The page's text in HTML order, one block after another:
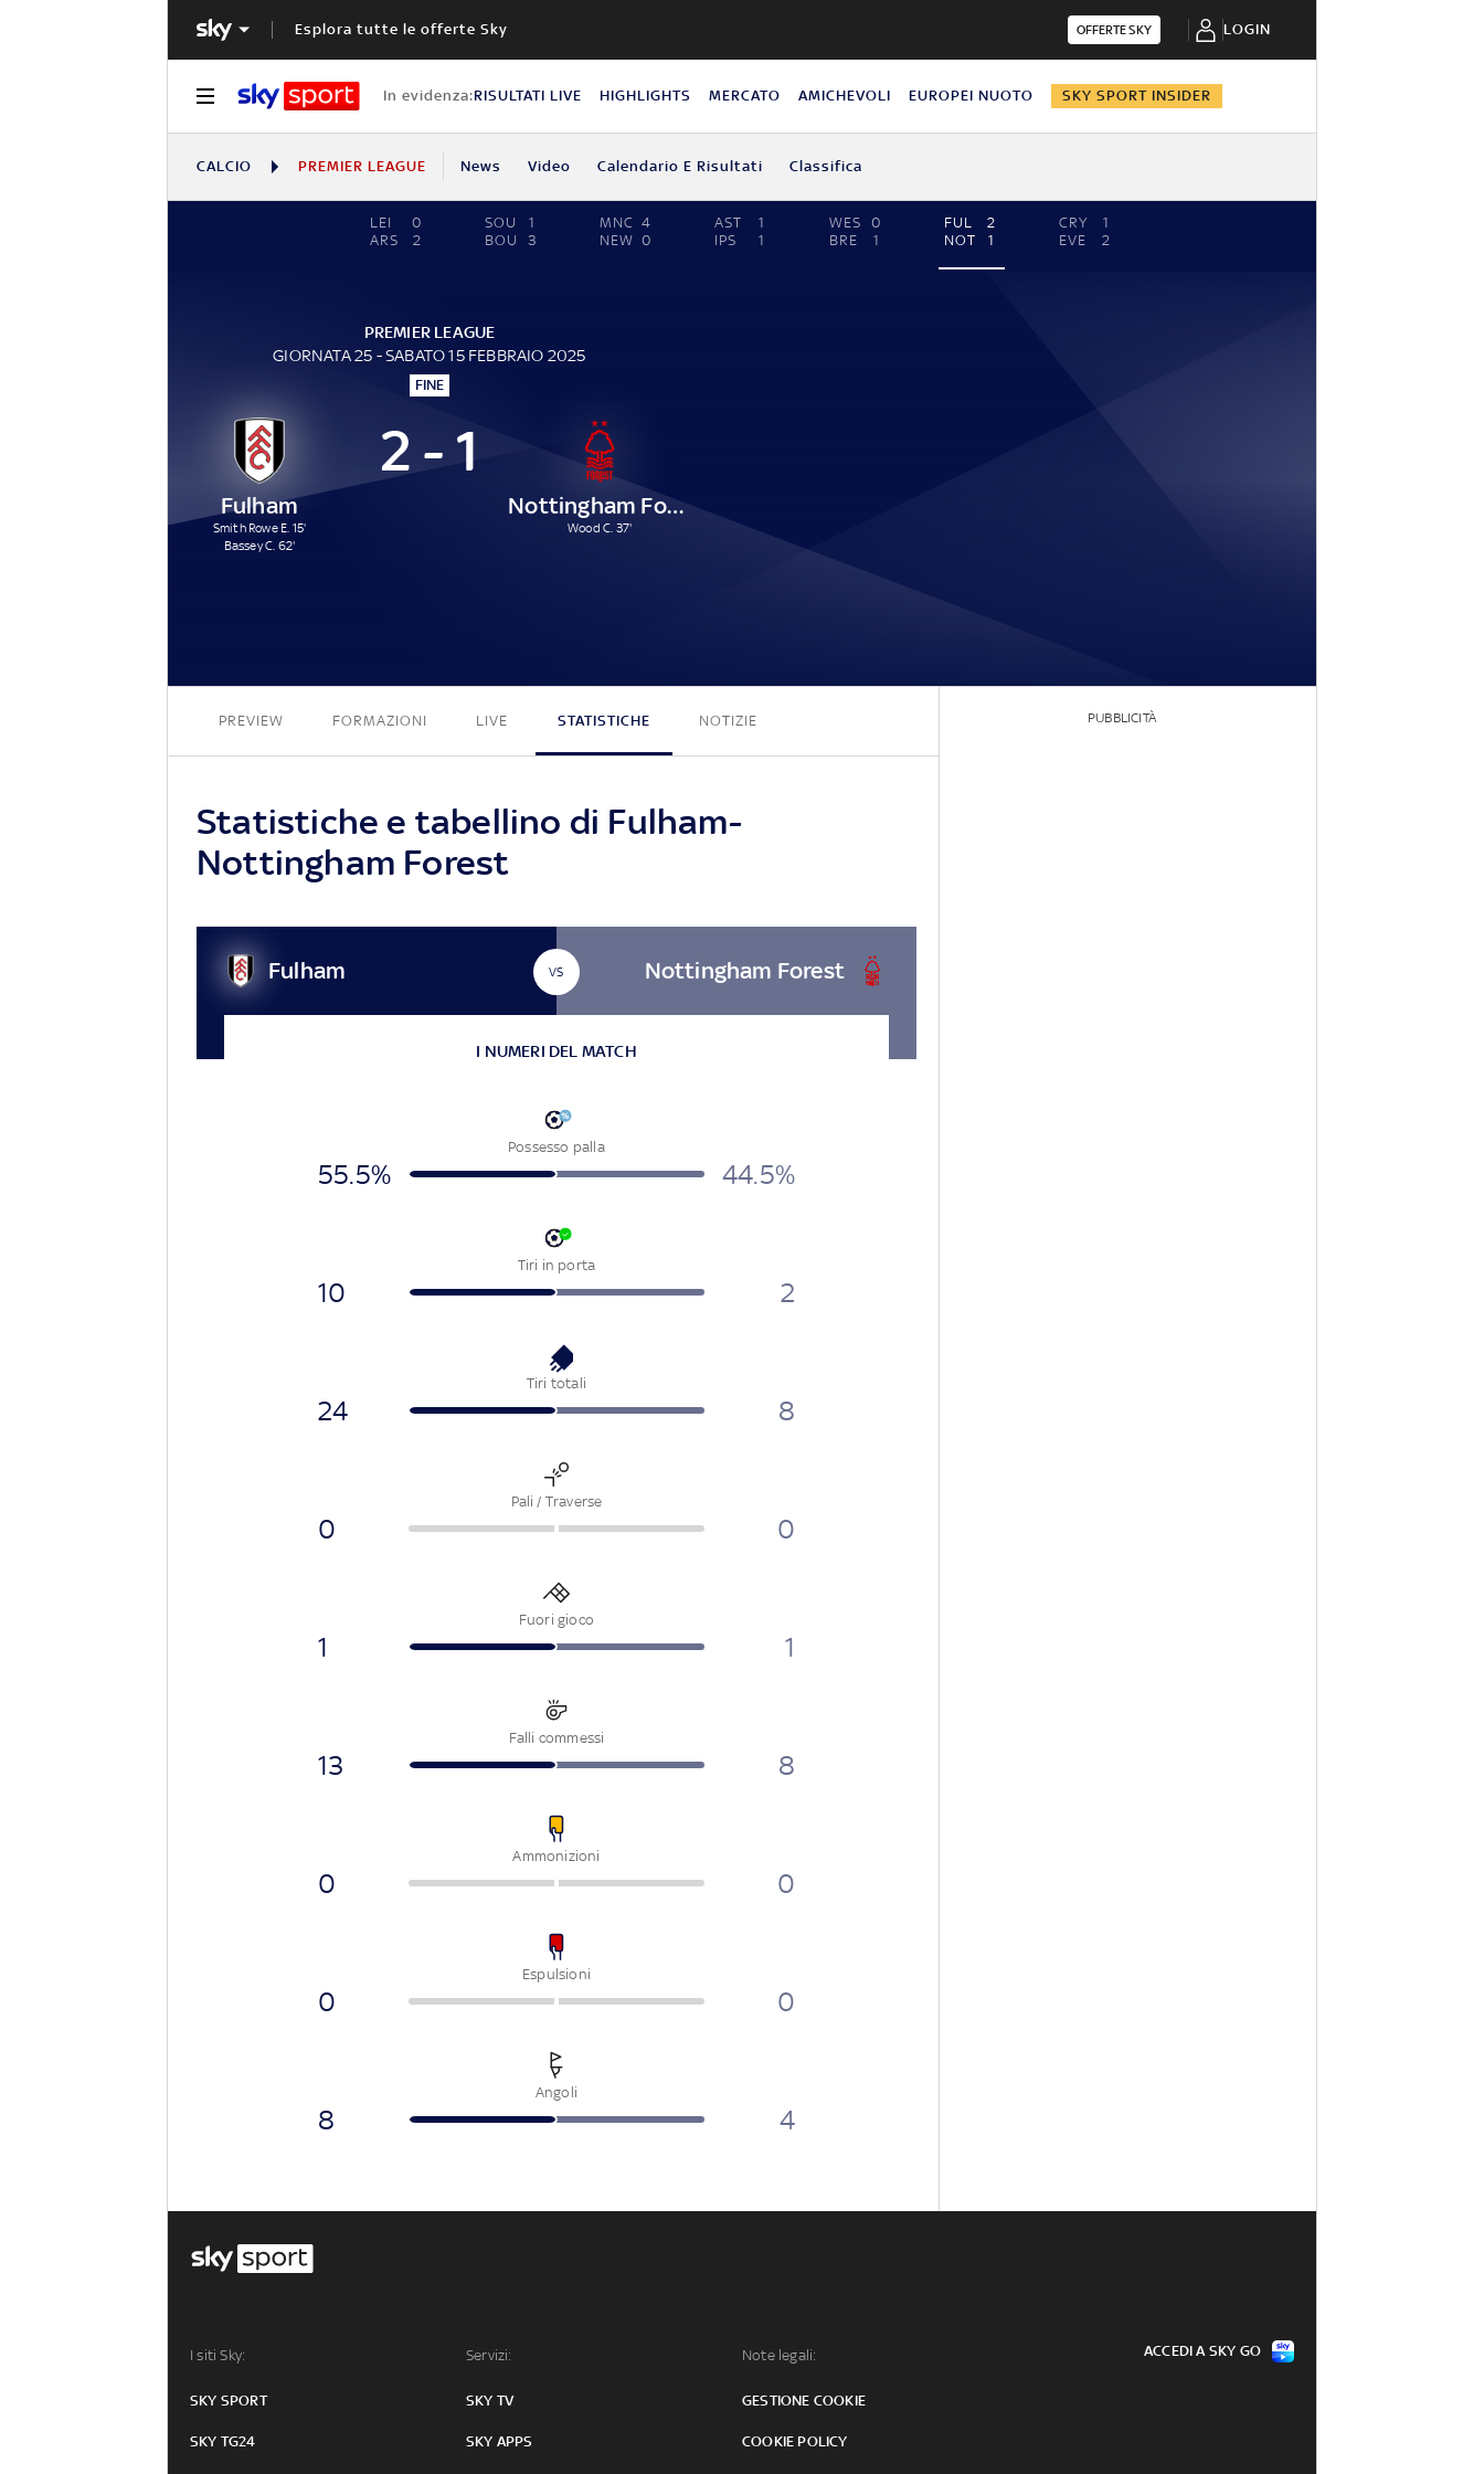
Esplora tutte le offerte Sky OFFERTE SKY LOGIN
In evidenza:RISULTATI LIVE HIGHLIGHTS MERCATO AMICHEVOLI EUROPEI NUOTO SKY SPORT INSIDER
CALCIO PREMIER LEAGUE News Video Calendario E Risultati Classifica
LEI
0
ARS
2
SOU
1
BOU
3
MNC 4
NEW 0
AST
1
IPS
1
WES
0
BRE
1
FUL
2
NOT
1
CRY
1
EVE
2
PREMIER LEAGUE
GIORNATA 25 - SABATO 15 FEBBRAIO 2025
FINE
Fulham
Smith Rowe E. 15'
Bassey C. 62'
2 - 1
Nottingham Forest
Wood C. 37'
PREVIEW FORMAZIONI LIVE STATISTICHE NOTIZIE
Statistiche e tabellino di Fulham-
Nottingham Forest
Fulham VS Nottingham Forest
I NUMERI DEL MATCH
Possesso palla
55.5% 44.5%
Tiri in porta
10 2
Tiri totali
24 8
Pali / Traverse
0 0
Fuori gioco
1 1
Falli commessi
13 8
Ammonizioni
0 0
Espulsioni
0 0
Angoli
8 4
PUBBLICITÀ
I siti Sky:
SKY SPORT
SKY TG24
Servizi:
SKY TV
SKY APPS
Note legali:
GESTIONE COOKIE
COOKIE POLICY
ACCEDI A SKY GO